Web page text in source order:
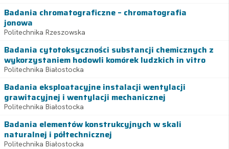
Badania chromatograficzne – chromatografia
jonowa
Politechnika Rzeszowska
Badania cytotoksyczności substancji chemicznych z
wykorzystaniem hodowli komórek ludzkich in vitro
Politechnika Białostocka
Badania eksploatacyjne instalacji wentylacji
grawitacyjnej i wentylacji mechanicznej
Politechnika Białostocka
Badania elementów konstrukcyjnych w skali
naturalnej i półtechnicznej
Politechnika Białostocka